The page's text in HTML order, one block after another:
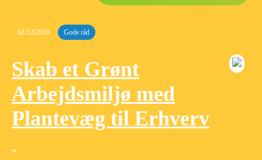
02/12/2024 Gode råd
Skab et Grønt
Arbejdsmiljø med
Plantevæg til Erhverv
”